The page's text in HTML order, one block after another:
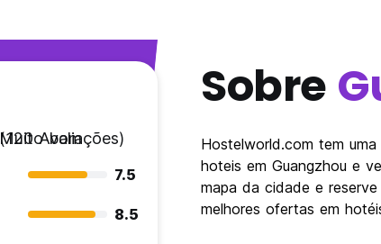
Muito bom
(120 Avaliações)
7.5
8.5
Sobre
Hostelworld.com tem
hoteis em Guangzhou e
mapa da cidade e
melhores ofertas em